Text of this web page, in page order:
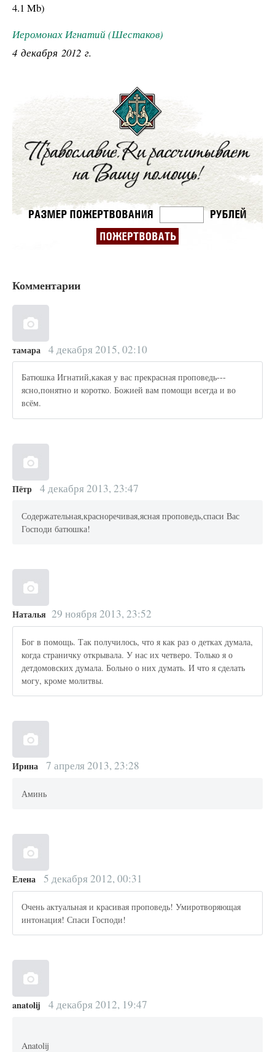
4.1 Mb)
Иеромонах Игнатий (Шестаков)
4 декабря 2012 г.
Комментарии
тамара 4 декабря 2015, 02:10
Батюшка Игнатий,какая у вас прекрасная проповедь---
ясно,понятно и коротко. Божией вам помощи всегда и во
всём.
Пётр 4 декабря 2013, 23:47
Содержательная,красноречивая,ясная проповедь,спаси Вас
Господи батюшка!
Наталья 29 ноября 2013, 23:52
Бог в помощь. Так получилось, что я как раз о детках думала,
когда страничку открывала. У нас их четверо. Только я о
детдомовских думала. Больно о них думать. И что я сделать
могу, кроме молитвы.
Ирина 7 апреля 2013, 23:28
Аминь
Елена 5 декабря 2012, 00:31
Очень актуальная и красивая проповедь! Умиротворяющая
интонация! Спаси Господи!
anatolij 4 декабря 2012, 19:47
Anatolij